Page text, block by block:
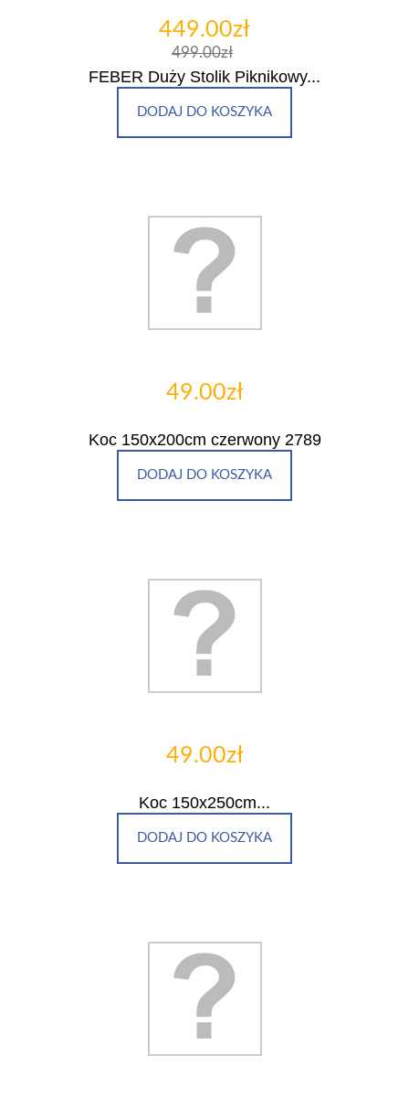
449.00zł
499.00zł
FEBER Duży Stolik Piknikowy...
DODAJ DO KOSZYKA
49.00zł
Koc 150x200cm czerwony 2789
DODAJ DO KOSZYKA
49.00zł
Koc 150x250cm...
DODAJ DO KOSZYKA